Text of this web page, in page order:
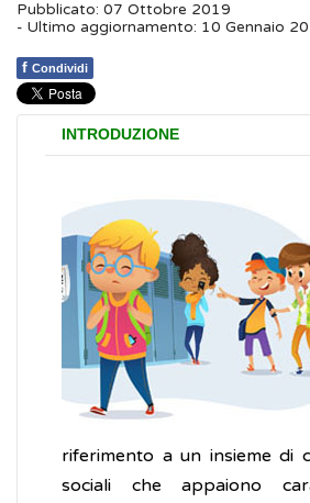
Pubblicato: 07 Ottobre 2019
- Ultimo aggiornamento: 10 Gennaio
f Condividi
INTRODUZIONE
riferimento a un insieme di
sociali che appaiono